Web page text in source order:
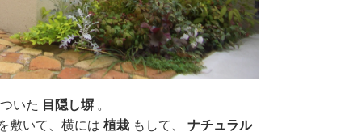
いた 目隠し塀 。
敷いて、横には 植栽 もして、 ナチュラル